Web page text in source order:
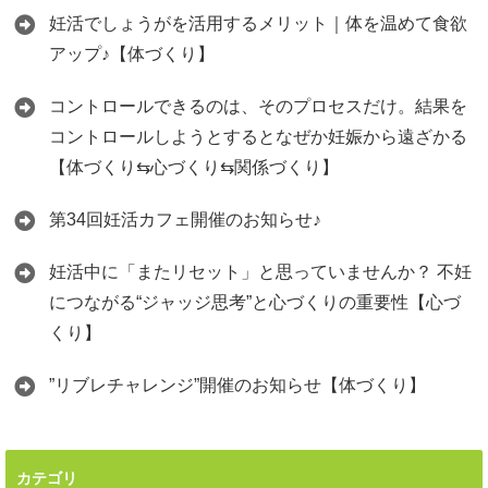
妊活でしょうがを活用するメリット｜体を温めて食欲
アップ♪【体づくり】
コントロールできるのは、そのプロセスだけ。結果を
コントロールしようとするとなぜか妊娠から遠ざかる
【体づくり⇆心づくり⇆関係づくり】
第34回妊活カフェ開催のお知らせ♪
妊活中に「またリセット」と思っていませんか？ 不妊
につながる“ジャッジ思考”と心づくりの重要性【心づ
くり】
”リブレチャレンジ”開催のお知らせ【体づくり】
カテゴリ